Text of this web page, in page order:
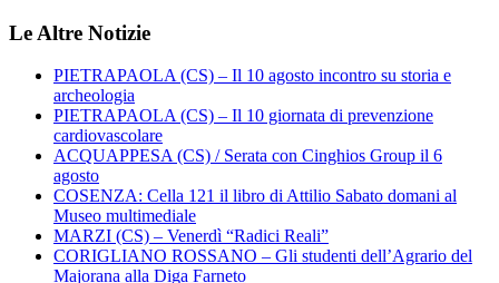
Le Altre Notizie
PIETRAPAOLA (CS) – Il 10 agosto incontro su storia e
archeologia
PIETRAPAOLA (CS) – Il 10 giornata di prevenzione
cardiovascolare
ACQUAPPESA (CS) / Serata con Cinghios Group il 6
agosto
COSENZA: Cella 121 il libro di Attilio Sabato domani al
Museo multimediale
MARZI (CS) – Venerdì “Radici Reali”
CORIGLIANO ROSSANO – Gli studenti dell’Agrario del
Majorana alla Diga Farneto